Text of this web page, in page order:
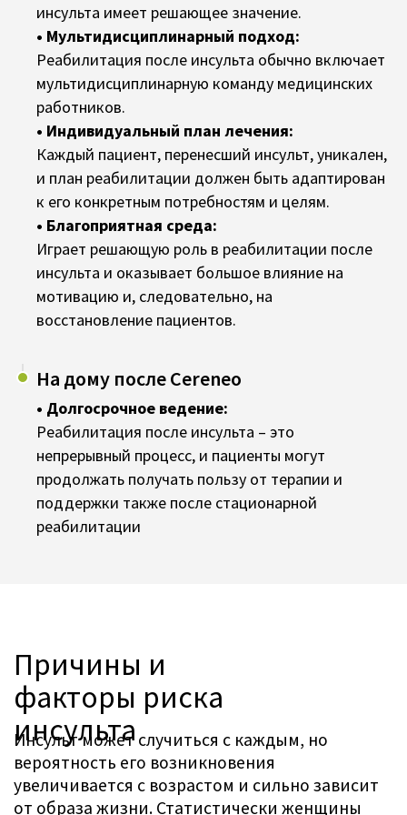
инсульта имеет решающее значение.
• Мультидисциплинарный подход:
Реабилитация после инсульта обычно включает
мультидисциплинарную команду медицинских
работников.
• Индивидуальный план лечения:
Каждый пациент, перенесший инсульт, уникален,
и план реабилитации должен быть адаптирован
к его конкретным потребностям и целям.
• Благоприятная среда:
Играет решающую роль в реабилитации после
инсульта и оказывает большое влияние на
мотивацию и, следовательно, на
восстановление пациентов.
На дому после Cereneo
• Долгосрочное ведение:
Реабилитация после инсульта – это
непрерывный процесс, и пациенты могут
продолжать получать пользу от терапии и
поддержки также после стационарной
реабилитации
ЭКСПЕРТЫ ИЗ ВСЕХ ДИСЦИПЛИН
РАБОТАЮТ РУКА ОБ РУКУ:
физиологических процессов и процессов в
человеческом мозге, в разработке новых
терапевтических методов и технических
инноваций, таких как специализированные
роботизированные системы для наших
пациентов, которые выводят
нейрореабилитацию на новый уровень.